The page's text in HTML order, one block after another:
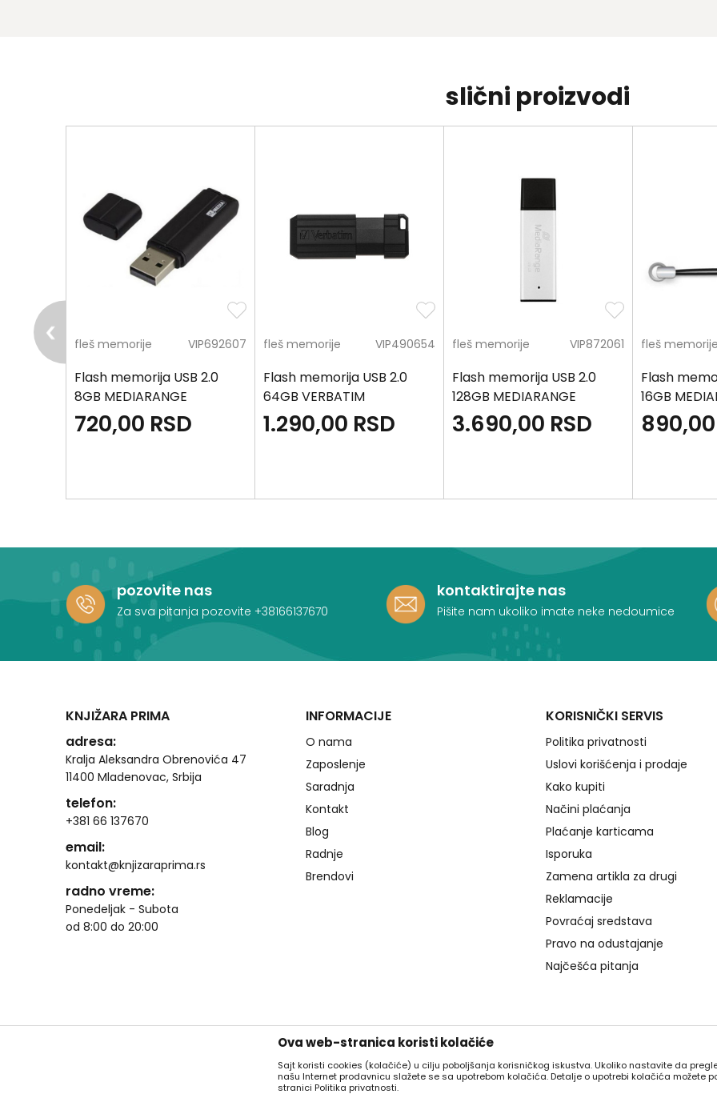
slični proizvodi
VIP118878 fleš memorije VIP692607
Flash memorija USB 2.0
8GB MEDIARANGE
720,00 RSD
fleš memorije VIP490654
Flash memorija USB 2.0
64GB VERBATIM
1.290,00 RSD
fleš memorije VIP872061
Flash memorija USB 2.0
128GB MEDIARANGE
3.690,00 RSD
fleš memorije
Flash
16GB
890,00
pozovite nas
Za sva pitanja pozovite +38166137670
kontaktirajte nas
Pišite nam ukoliko imate neke nedoumice
KNJIŽARA PRIMA
adresa:
Kralja Aleksandra Obrenovića 47
11400 Mladenovac, Srbija
telefon:
+381 66 137670
email:
kontakt@knjizaraprima.rs
radno vreme:
Ponedeljak - Subota
od 8:00 do 20:00
INFORMACIJE
O nama
Zaposlenje
Saradnja
Kontakt
Blog
Radnje
Brendovi
KORISNIČKI SERVIS
Politika privatnosti
Uslovi korišćenja i prodaje
Kako kupiti
Načini plaćanja
Plaćanje karticama
Isporuka
Zamena artikla za drugi
Reklamacije
Povraćaj sredstava
Pravo na odustajanje
Najčešća pitanja
Ova web-stranica koristi kolačiće
Sajt koristi cookies (kolačiće) u cilju poboljšanja korisničkog iskustva. Ukoliko nastavite da
našu Internet prodavnicu slažete se sa upotrebom kolačića. Detalje o upotrebi kolačića možete
stranici Politika privatnosti.